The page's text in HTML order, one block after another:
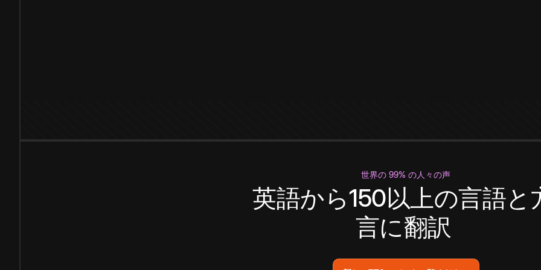
世界の 99% の人々の声
英語から150以上の言語と
言に翻訳